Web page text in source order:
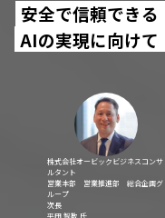
安全で信頼できる
AIの実現に向けて
株式会社オービックビジネスコンサ
ルタント
営業本部 営業推進部 総合企画グ
ループ
次長
平田 智教 氏